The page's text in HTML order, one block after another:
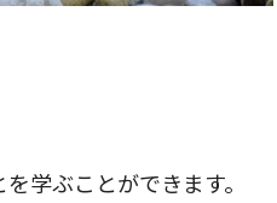
学ぶことができます。